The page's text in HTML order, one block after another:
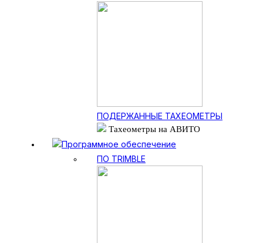
ПОДЕРЖАННЫЕ ТАХЕОМЕТРЫ
Тахеометры на АВИТО
Программное обеспечение
ПО TRIMBLE